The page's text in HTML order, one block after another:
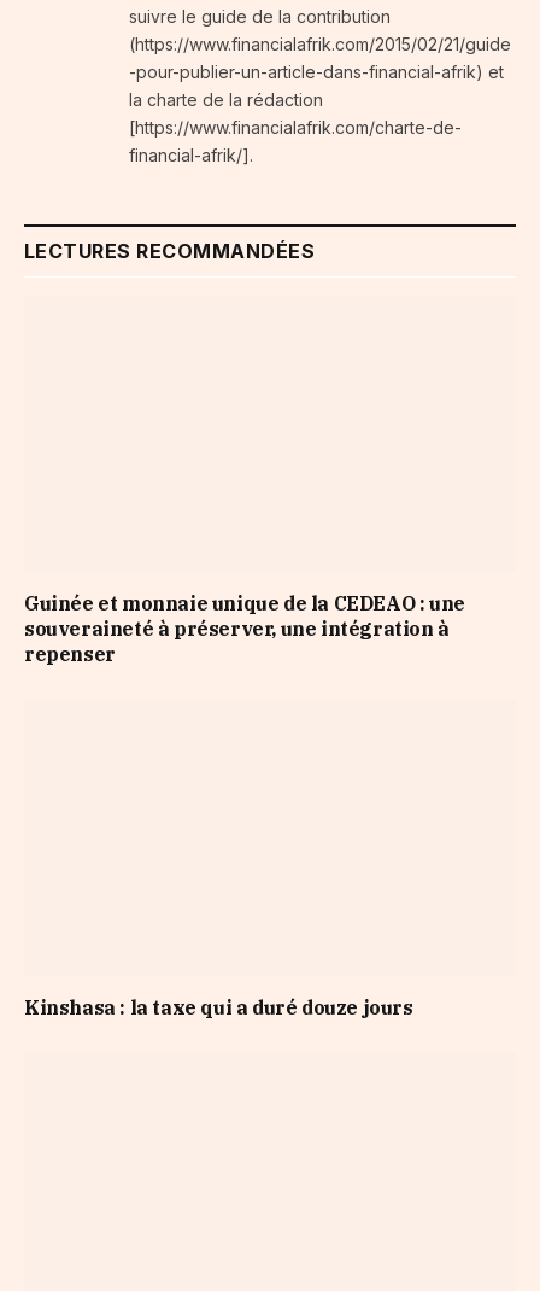
suivre le guide de la contribution
(https://www.financialafrik.com/2015/02/21/guide
-pour-publier-un-article-dans-financial-afrik) et
la charte de la rédaction
[https://www.financialafrik.com/charte-de-
financial-afrik/].
LECTURES RECOMMANDÉES
Guinée et monnaie unique de la CEDEAO : une
souveraineté à préserver, une intégration à
repenser
Kinshasa : la taxe qui a duré douze jours